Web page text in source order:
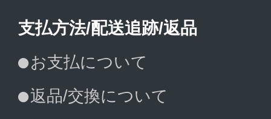
支払方法/配送追跡/返品
お支払について
返品/交換について